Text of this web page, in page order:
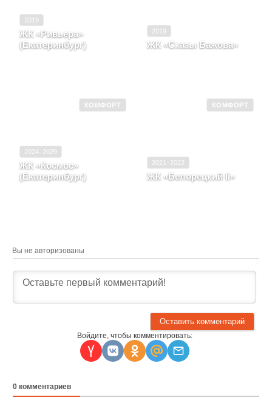
2019
ЖК «Ривьера»
(Екатеринбург)
2019
ЖК «Сказы Бажова»
КОМФОРТ
2024–2029
ЖК «Космос»
(Екатеринбург)
КОМФОРТ
2021–2022
ЖК «Белорецкий Ii»
Вы не авторизованы
Войдите, чтобы комментировать:
0 комментариев